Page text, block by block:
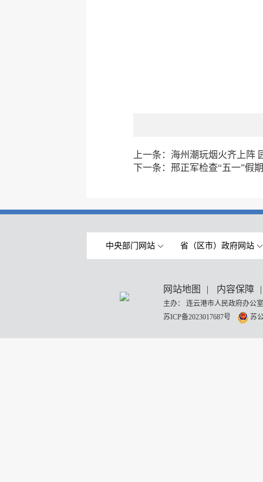
上一条： 海州潮玩烟火齐上阵
下一条： 邢正军检查“五一”假
中央部门网站 省（区市）政府网站
网站地图 | 内容保障 |
主办： 连云港市人民政府办
苏ICP备2023017687号
苏